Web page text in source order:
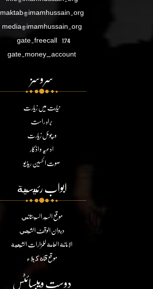
maktab@imamhussain.org
media@imamhussain.org
gate.freecall 174
gate.money_account
سروسز
نیابت میں زیارت
براہ راست
ورچوئل زیارت
ادعیہ و اذکار
صوت الحسین ریڈیو
ابواب رئيسية
موقع السيد السيستاني
ديوان الوقف الشيعي
الامانة العامة للمزارات الشيعية
موقع قناة كربلاء
دوست ویبسائٹس